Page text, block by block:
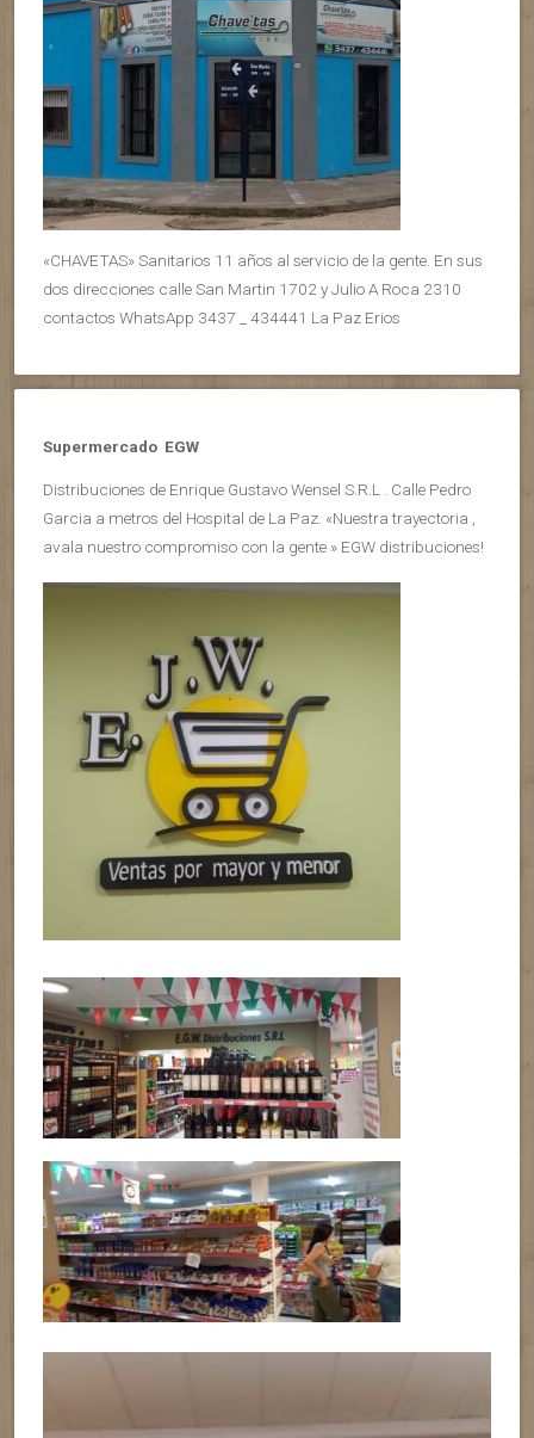
«CHAVETAS» Sanitarios 11 años al servicio de la gente. En sus
dos direcciones calle San Martin 1702 y Julio A Roca 2310
contactos WhatsApp 3437 _ 434441 La Paz Erios
Supermercado EGW
Distribuciones de Enrique Gustavo Wensel S.R.L . Calle Pedro
Garcia a metros del Hospital de La Paz. «Nuestra trayectoria ,
avala nuestro compromiso con la gente » EGW distribuciones!